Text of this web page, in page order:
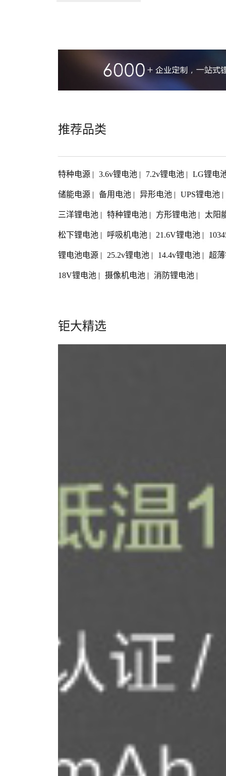
推荐品类
特种电源 | 3.6v锂电池 | 7.2v锂电池 | LG锂电
储能电源 | 备用电池 | 异形电池 | UPS锂电池 |
三洋锂电池 | 特种锂电池 | 方形锂电池 | 太阳
松下锂电池 | 呼吸机电池 | 21.6V锂电池 |
锂电池电源 | 25.2v锂电池 | 14.4v锂电池 | 超
18V锂电池 | 摄像机电池 | 消防锂电池 |
钜大精选